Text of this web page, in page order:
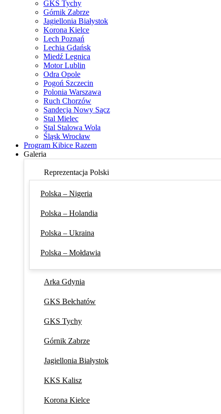
GKS Tychy
Górnik Zabrze
Jagiellonia Białystok
Korona Kielce
Lech Poznań
Lechia Gdańsk
Miedź Legnica
Motor Lublin
Odra Opole
Pogoń Szczecin
Polonia Warszawa
Ruch Chorzów
Sandecja Nowy Sącz
Stal Mielec
Stal Stalowa Wola
Śląsk Wrocław
Program Kibice Razem
Galeria
Reprezentacja Polski
Polska – Nigeria
Polska – Holandia
Polska – Ukraina
Polska – Mołdawia
Arka Gdynia
GKS Bełchatów
GKS Tychy
Górnik Zabrze
Jagiellonia Białystok
KKS Kalisz
Korona Kielce